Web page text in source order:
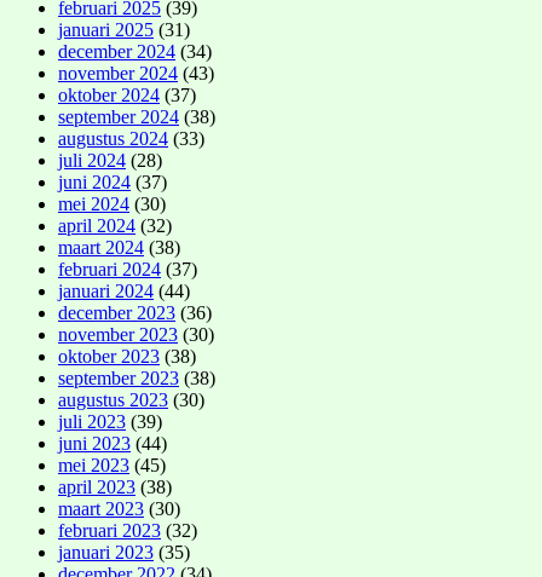
februari 2025 (39)
januari 2025 (31)
december 2024 (34)
november 2024 (43)
oktober 2024 (37)
september 2024 (38)
augustus 2024 (33)
juli 2024 (28)
juni 2024 (37)
mei 2024 (30)
april 2024 (32)
maart 2024 (38)
februari 2024 (37)
januari 2024 (44)
december 2023 (36)
november 2023 (30)
oktober 2023 (38)
september 2023 (38)
augustus 2023 (30)
juli 2023 (39)
juni 2023 (44)
mei 2023 (45)
april 2023 (38)
maart 2023 (30)
februari 2023 (32)
januari 2023 (35)